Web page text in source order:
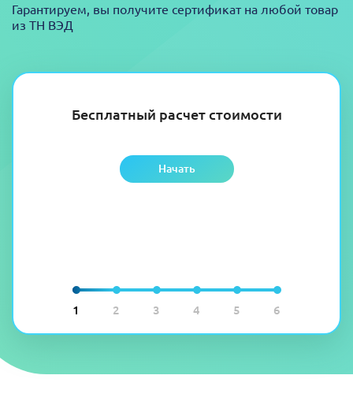
1 2 3 4 5 6
Бесплатный расчет стоимости
Начать
Гарантируем, вы получите сертификат на любой товар
из ТН ВЭД